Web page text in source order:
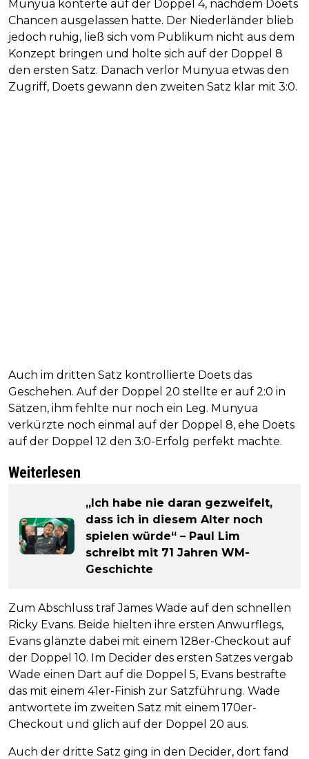
Munyua konterte auf der Doppel 4, nachdem Doets
Chancen ausgelassen hatte. Der Niederländer blieb
jedoch ruhig, ließ sich vom Publikum nicht aus dem
Konzept bringen und holte sich auf der Doppel 8
den ersten Satz. Danach verlor Munyua etwas den
Zugriff, Doets gewann den zweiten Satz klar mit 3:0.
Auch im dritten Satz kontrollierte Doets das
Geschehen. Auf der Doppel 20 stellte er auf 2:0 in
Sätzen, ihm fehlte nur noch ein Leg. Munyua
verkürzte noch einmal auf der Doppel 8, ehe Doets
auf der Doppel 12 den 3:0-Erfolg perfekt machte.
Weiterlesen
„Ich habe nie daran gezweifelt,
dass ich in diesem Alter noch
spielen würde“ – Paul Lim
schreibt mit 71 Jahren WM-
Geschichte
Zum Abschluss traf James Wade auf den schnellen
Ricky Evans. Beide hielten ihre ersten Anwurflegs,
Evans glänzte dabei mit einem 128er-Checkout auf
der Doppel 10. Im Decider des ersten Satzes vergab
Wade einen Dart auf die Doppel 5, Evans bestrafte
das mit einem 41er-Finish zur Satzführung. Wade
antwortete im zweiten Satz mit einem 170er-
Checkout und glich auf der Doppel 20 aus.
Auch der dritte Satz ging in den Decider, dort fand